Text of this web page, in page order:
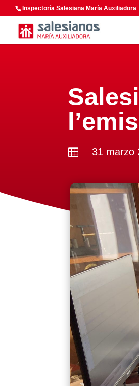
Inspectoría Salesiana María Auxiliadora
 31 marzo